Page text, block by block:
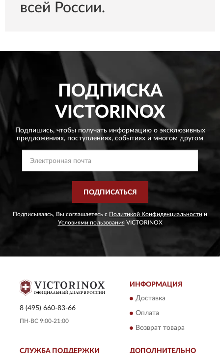
всей России.
ПОДПИСКА
VICTORINOX
Подпишись, чтобы получать информацию о эксклюзивных
предложениях, поступлениях, событиях и многом другом
ПОДПИСАТЬСЯ
Подписываясь, Вы соглашаетесь с Политикой Конфиденциальности и
Условиями пользованияVICTORINOX
8 (495) 660-83-66
ПН-ВС 9:00-21:00
ИНФОРМАЦИЯ
Доставка
Оплата
Возврат товара
СЛУЖБА ПОДДЕРЖКИ ДОПОЛНИТЕЛЬНО